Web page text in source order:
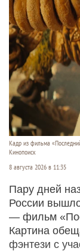
Кадр из фильма
Кинопоиск
8 августа 2026 в 11:35
Пару дней
России
— фильм
Картина
фэнтези с